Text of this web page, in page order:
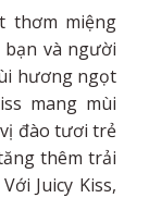
thơm miệng
và người
hương ngọt
mang mùi
đào tươi trẻ
thêm trải
Juicy Kiss,